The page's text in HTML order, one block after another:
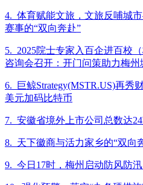
4. 体育赋能文旅，文旅反哺城
赛事的“双向奔赴”
5. 2025院士专家入百企进百校
咨询会召开：开门问策助力梅州
6. 巨鲸Strategy(MSTR.US)再秀
美元加码比特币
7. 安徽省境外上市公司总数达24
8. 天下徽商与活力家乡的“双向
9. 今日17时，梅州启动防风防